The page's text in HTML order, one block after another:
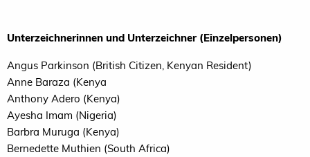
Unterzeichnerinnen und Unterzeichner (Einzelpersonen)
Angus Parkinson (British Citizen, Kenyan Resident)
Anne Baraza (Kenya
Anthony Adero (Kenya)
Ayesha Imam (Nigeria)
Barbra Muruga (Kenya)
Bernedette Muthien (South Africa)